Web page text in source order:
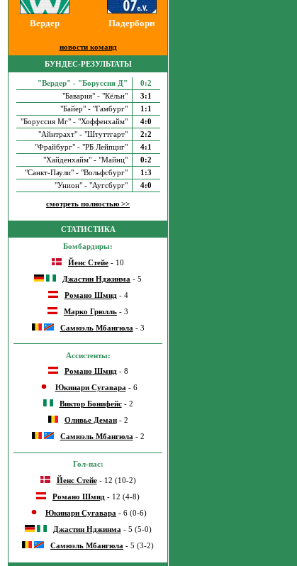
Вердер Падерборн
новости команд
БУНДЕС-РЕЗУЛЬТАТЫ
"Вердер" - "Боруссия Д"
0:2
"Бавария" - "Кёльн"
3:1
"Байер" - "Гамбург"
1:1
"Боруссия Мг" - "Хоффенхайм"
4:0
"Айнтрахт" - "Штуттгарт"
2:2
"Фрайбург" - "РБ Лейпциг"
4:1
"Хайденхайм" - "Майнц"
0:2
"Санкт-Паули" - "Вольфсбург"
1:3
"Унион" - "Аугсбург"
4:0
смотреть полностью >>
СТАТИСТИКА
Бомбардиры:
Йенс Стейе - 10
Джастин Нджинма - 5
Романо Шмид- 4
Марко Грюлль - 3
Самюэль Мбангюла - 3
Ассистенты:
Романо Шмид- 8
Юкинари Сугавара- 6
Виктор Бонифейс- 2
Оливье Деман- 2
Самюэль Мбангюла- 2
Гол-пас:
Йенс Стейе- 12 (10-2)
Романо Шмид - 12 (4-8)
Юкинари Сугавара - 6 (0-6)
Джастин Нджинма - 5 (5-0)
Самюэль Мбангюла - 5 (3-2)